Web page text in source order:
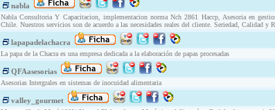
nabla
Nabla Consultoria Y Capacitacion, implementacion norma Nch 2861 Haccp, Asesoria en
Chile. Nuestros servicios son de acuerdo a las necesidades reales del cliente. Seriedad, Calidad y
lapapadelachacra
La papa de la Chacra es una empresa dedicada a la elaboración de papas procesadas
QFAasesorias
Asesorias Intergrales en sistemas de inocuidad alimentaria
valley_gourmet